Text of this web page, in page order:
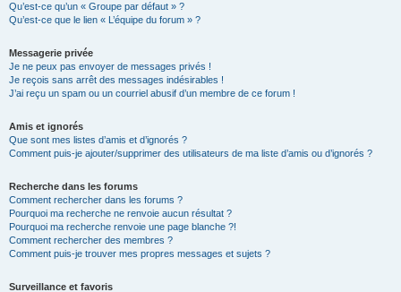
Qu’est-ce qu’un « Groupe par défaut » ?
Qu’est-ce que le lien « L’équipe du forum » ?
Messagerie privée
Je ne peux pas envoyer de messages privés !
Je reçois sans arrêt des messages indésirables !
J’ai reçu un spam ou un courriel abusif d’un membre de ce forum !
Amis et ignorés
Que sont mes listes d’amis et d’ignorés ?
Comment puis-je ajouter/supprimer des utilisateurs de ma liste d’amis ou d’ignorés ?
Recherche dans les forums
Comment rechercher dans les forums ?
Pourquoi ma recherche ne renvoie aucun résultat ?
Pourquoi ma recherche renvoie une page blanche ?!
Comment rechercher des membres ?
Comment puis-je trouver mes propres messages et sujets ?
Surveillance et favoris